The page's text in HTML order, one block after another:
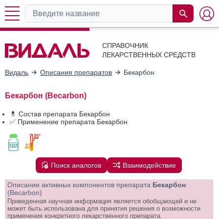
СПРАВОЧНИК
ЛЕКАРСТВЕННЫХ СРЕДСТВ
Видаль Описания препаратов Бекарбон
Бекарбон (Becarbon)
💊 Состав препарата Бекарбон
✅ Применение препарата Бекарбон
Поиск аналогов Взаимодействие
Описание активных компонентов препарата Бекарбон
(Becarbon)
Приведенная научная информация является обобщающей и не
может быть использована для принятия решения о возможности
применения конкретного лекарственного препарата.